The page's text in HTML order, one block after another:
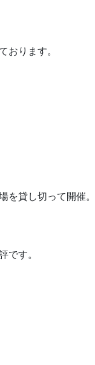
おります。
を貸し切って開催。
です。